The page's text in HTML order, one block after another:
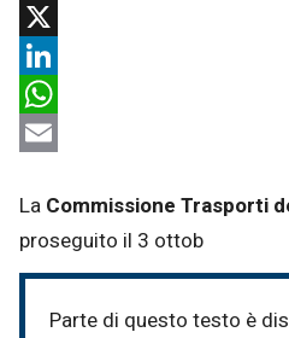
Facebook
X
LinkedIn
WhatsApp
La Commissione Trasporti
proseguito il 3 ottob
Parte di questo testo è